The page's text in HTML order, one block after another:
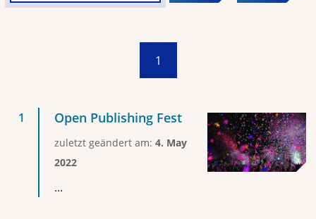
1
Open Publishing Fest
zuletzt geändert am: 4. May
2022
...